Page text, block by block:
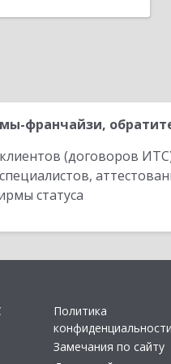
франчайзи,
(договоров
статуса
Политика
конфиденциальности
Замечания по сайту